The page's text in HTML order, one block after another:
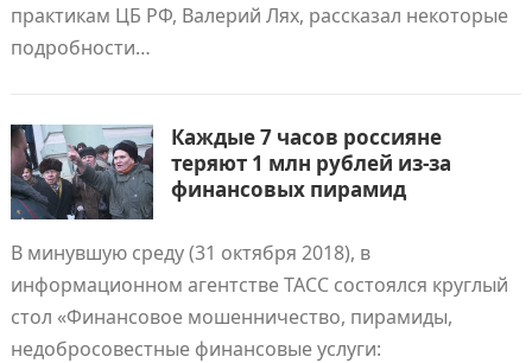
практикам ЦБ РФ, Валерий Лях, рассказал некоторые
подробности…
Каждые 7 часов россияне
теряют 1 млн рублей из-за
финансовых пирамид
В минувшую среду (31 октября 2018), в
информационном агентстве ТАСС состоялся круглый
стол «Финансовое мошенничество, пирамиды,
недобросовестные финансовые услуги: